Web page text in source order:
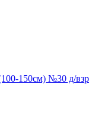
150см) №30 д/взр